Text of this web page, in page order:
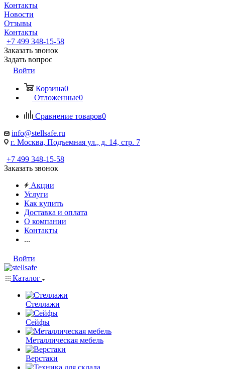
Контакты
Новости
Отзывы
Контакты
+7 499 348-15-58
Заказать звонок
Задать вопрос
Войти
Корзина0
Отложенные0
Сравнение товаров0
info@stellsafe.ru
г. Москва, Подъемная ул., д. 14, стр. 7
+7 499 348-15-58
Заказать звонок
Акции
Услуги
Как купить
Доставка и оплата
О компании
Контакты
...
Войти
Каталог
Стеллажи
Сейфы
Металлическая мебель
Верстаки